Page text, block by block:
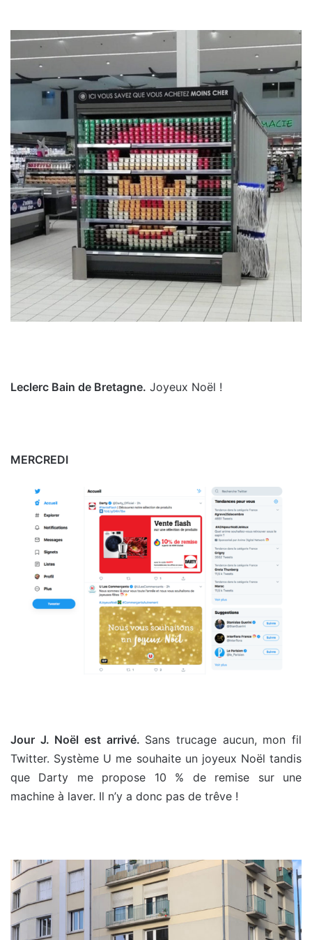
Leclerc Bain de Bretagne. Joyeux Noël !
MERCREDI
Jour J. Noël est arrivé. Sans trucage aucun, mon fil
Twitter. Système U me souhaite un joyeux Noël tandis
que Darty me propose 10 % de remise sur une
machine à laver. Il n’y a donc pas de trêve !